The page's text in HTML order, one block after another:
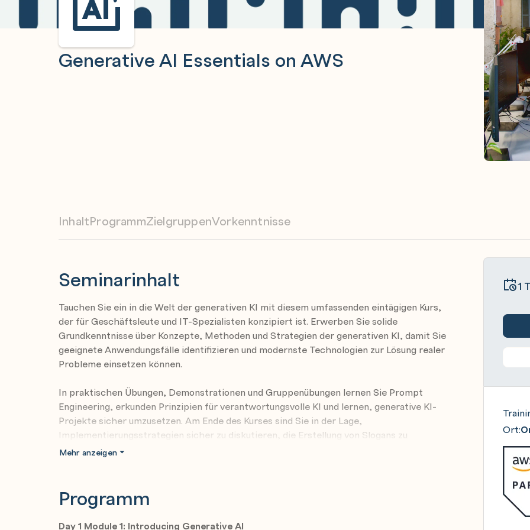
Generative AI Essentials on AWS
InhaltProgrammZielgruppenVorkenntnisse
Seminarinhalt
Tauchen Sie ein in die Welt der generativen KI mit diesem umfassenden eintägigen Kurs,
der für Geschäftsleute und IT-Spezialisten konzipiert ist. Erwerben Sie solide
Grundkenntnisse über Konzepte, Methoden und Strategien der generativen KI, damit Sie
geeignete Anwendungsfälle identifizieren und modernste Technologien zur Lösung realer
Probleme einsetzen können.
In praktischen Übungen, Demonstrationen und Gruppenübungen lernen Sie Prompt
Engineering, erkunden Prinzipien für verantwortungsvolle KI und lernen, generative KI-
Projekte sicher umzusetzen. Am Ende des Kurses sind Sie in der Lage,
Implementierungsstrategien sicher zu diskutieren, die Erstellung von Slogans zu
optimieren, Projektpläne mithilfe von KI zu erstellen und generative KI in den
Verständnis von generativer KI und ihren praktischen Anwendungen in der heutigen
Geschäftswelt verändern.
Mehr anzeigen
Programm
Day 1 Module 1: Introducing Generative AI
1
Ort: